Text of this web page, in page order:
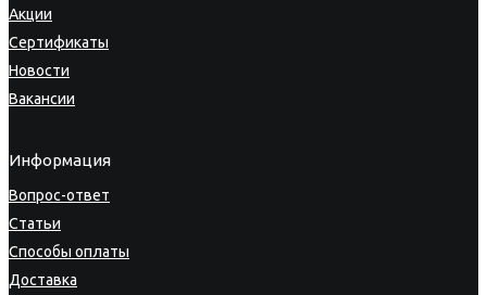
Акции
Сертификаты
Новости
Вакансии
Информация
Вопрос-ответ
Статьи
Способы оплаты
Доставка